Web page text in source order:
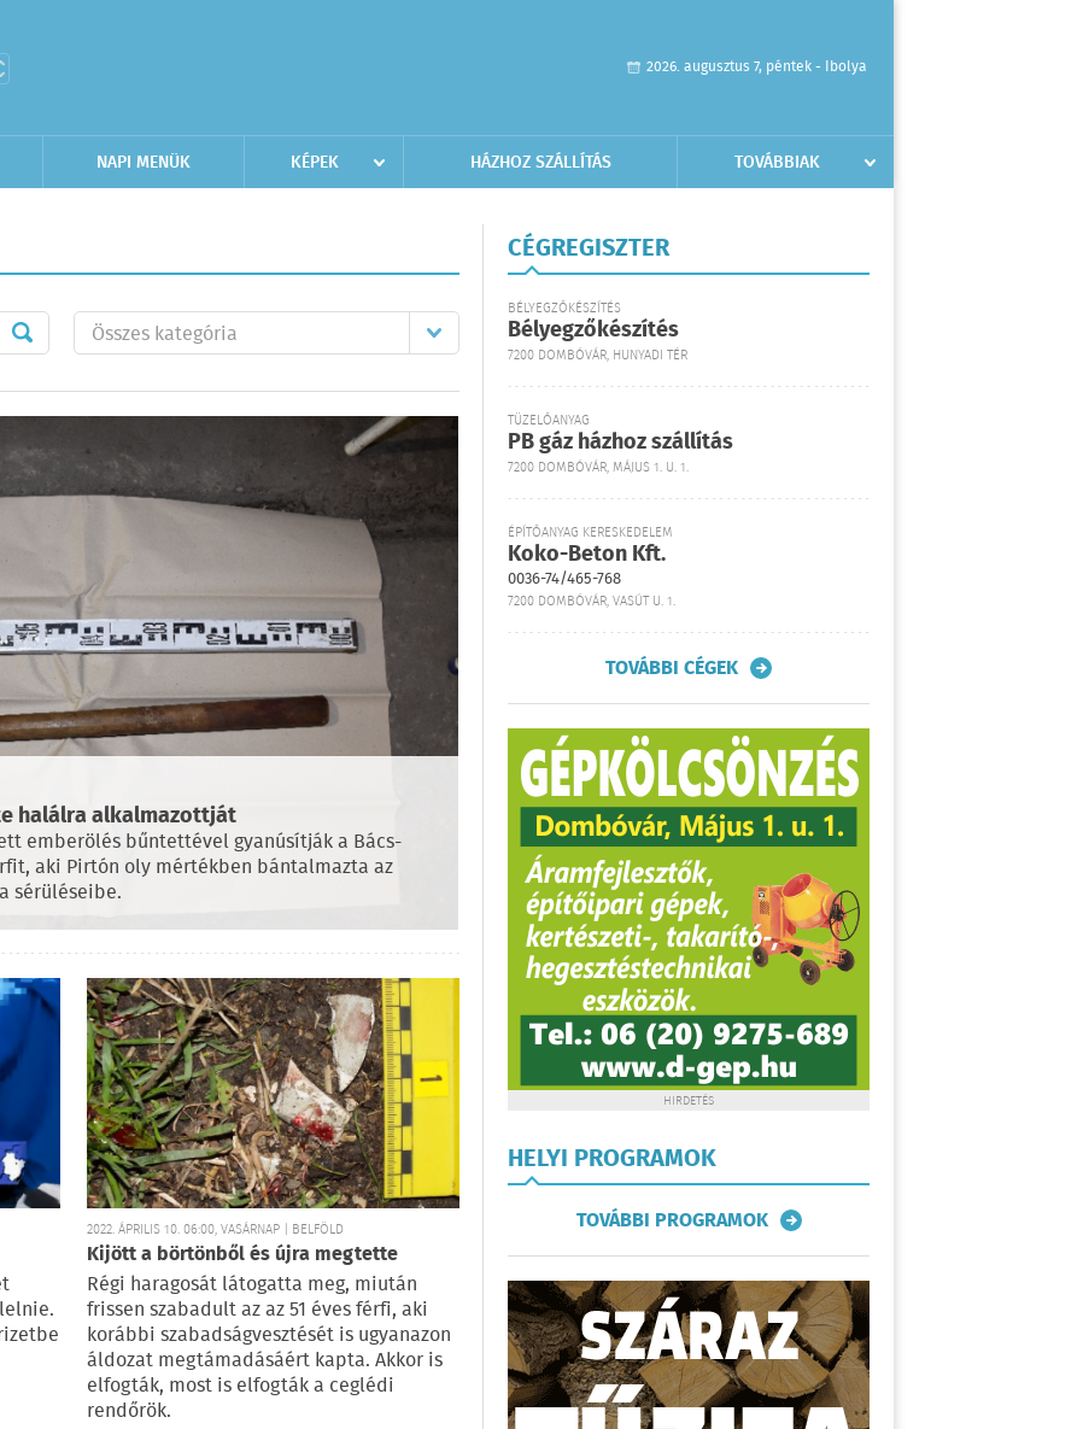
2026. augusztus 7, péntek - Ibolya
NAPI MENÜK KÉPEK HÁZHOZ SZÁLLÍTÁS TOVÁBBIAK
halálra alkalmazottját
emberölés bűntettével gyanúsítják a Bács-
aki Pirtón oly mértékben bántalmazta az
sérüléseibe.
2022. ÁPRILIS 10. 06:00, VASÁRNAP | BELFÖLD
Kijött a börtönből és újra megtette
Régi haragosát látogatta meg, miután
frissen szabadult az az 51 éves férfi, aki
korábbi szabadságvesztését is ugyanazon
áldozat megtámadásáért kapta. Akkor is
elfogták, most is elfogták a ceglédi
rendőrök.
CÉGREGISZTER
BÉLYEGZŐKÉSZÍTÉS
Bélyegzőkészítés
7200 DOMBÓVÁR, HUNYADI TÉR
TÜZELŐANYAG
PB gáz házhoz szállítás
7200 DOMBÓVÁR, MÁJUS 1. U. 1.
ÉPÍTŐANYAG KERESKEDELEM
Koko-Beton Kft.
0036-74/465-768
7200 DOMBÓVÁR, VASÚT U. 1.
TOVÁBBI CÉGEK
HIRDETÉS
HELYI PROGRAMOK
TOVÁBBI PROGRAMOK